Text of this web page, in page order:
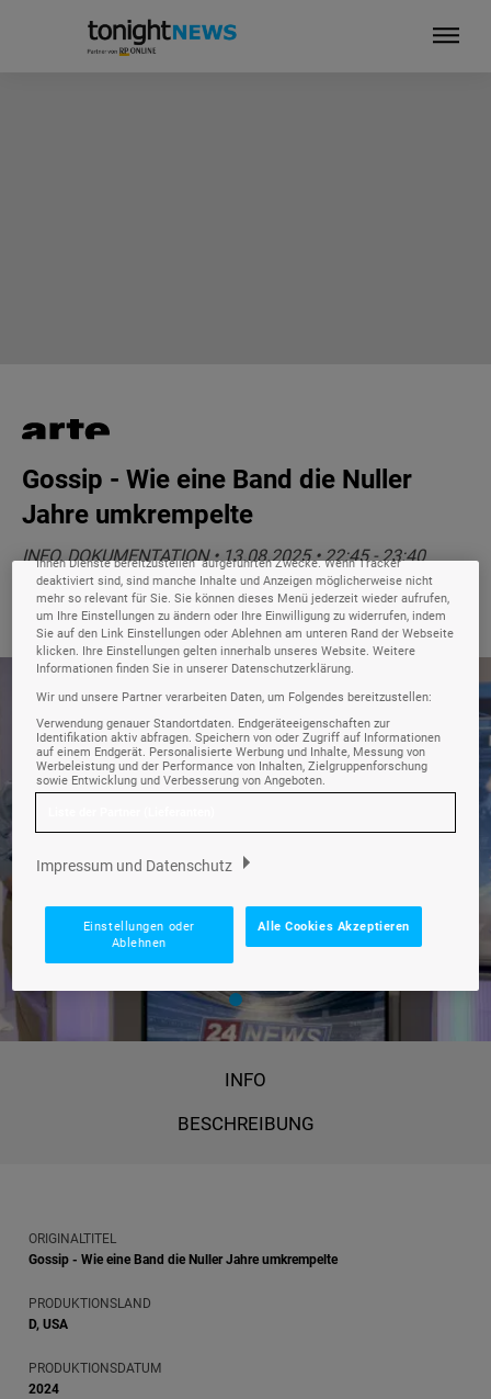
Gossip - Wie eine Band die Nuller
Jahre umkrempelte
INFO, DOKUMENTATION • 13.08.2025 • 22:45 - 23:40
INFO
BESCHREIBUNG
ORIGINALTITEL
Gossip - Wie eine Band die Nuller Jahre umkrempelte
PRODUKTIONSLAND
D, USA
PRODUKTIONSDATUM
2024
Ihre Privatsphäre ist uns wichtig
Wir und unsere
Daten wie Browserdaten oder eindeutige Kennungen auf Ihrem Gerät zu.
Durch Auswahl von Alle Cookies Akzeptieren aktivieren Sie Tracking-
Technologien für die unter „Wir und unsere Partner verarbeiten Daten, um
Ihnen Dienste bereitzustellen“ aufgeführten Zwecke. Wenn Tracker
deaktiviert sind, sind manche Inhalte und Anzeigen möglicherweise nicht
mehr so relevant für Sie. Sie können dieses Menü jederzeit wieder aufrufen,
um Ihre Einstellungen zu ändern oder Ihre Einwilligung zu widerrufen, indem
Sie auf den Link Einstellungen oder Ablehnen am unteren Rand der Webseite
klicken. Ihre Einstellungen gelten innerhalb unseres Website. Weitere
Informationen finden Sie in unserer Datenschutzerklärung.
Wir und unsere Partner verarbeiten Daten, um Folgendes bereitzustellen:
Verwendung genauer Standortdaten. Endgeräteeigenschaften zur
Identifikation aktiv abfragen. Speichern von oder Zugriff auf Informationen
auf einem Endgerät. Personalisierte Werbung und Inhalte, Messung von
Werbeleistung und der Performance von Inhalten, Zielgruppenforschung
sowie Entwicklung und Verbesserung von Angeboten.
Impressum und Datenschutz
Einstellungen oder
Ablehnen
Alle Cookies Akzeptieren